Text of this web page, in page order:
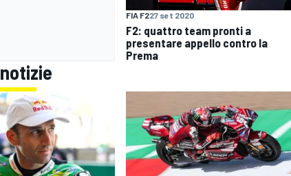
FIA F227 set 2020
F2: quattro team pronti a
presentare appello contro la
Prema